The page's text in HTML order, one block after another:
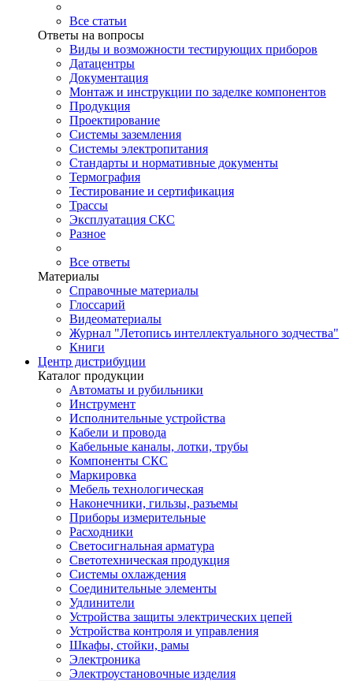
Все статьи
Ответы на вопросы
Виды и возможности тестирующих приборов
Датацентры
Документация
Монтаж и инструкции по заделке компонентов
Продукция
Проектирование
Системы заземления
Системы электропитания
Стандарты и нормативные документы
Термография
Тестирование и сертификация
Трассы
Эксплуатация СКС
Разное
Все ответы
Материалы
Справочные материалы
Глоссарий
Видеоматериалы
Журнал "Летопись интеллектуального зодчества"
Книги
Центр дистрибуции
Каталог продукции
Автоматы и рубильники
Инструмент
Исполнительные устройства
Кабели и провода
Кабельные каналы, лотки, трубы
Компоненты СКС
Маркировка
Мебель технологическая
Наконечники, гильзы, разъемы
Приборы измерительные
Расходники
Светосигнальная арматура
Светотехническая продукция
Системы охлаждения
Соединительные элементы
Удлинители
Устройства защиты электрических цепей
Устройства контроля и управления
Шкафы, стойки, рамы
Электроника
Электроустановочные изделия